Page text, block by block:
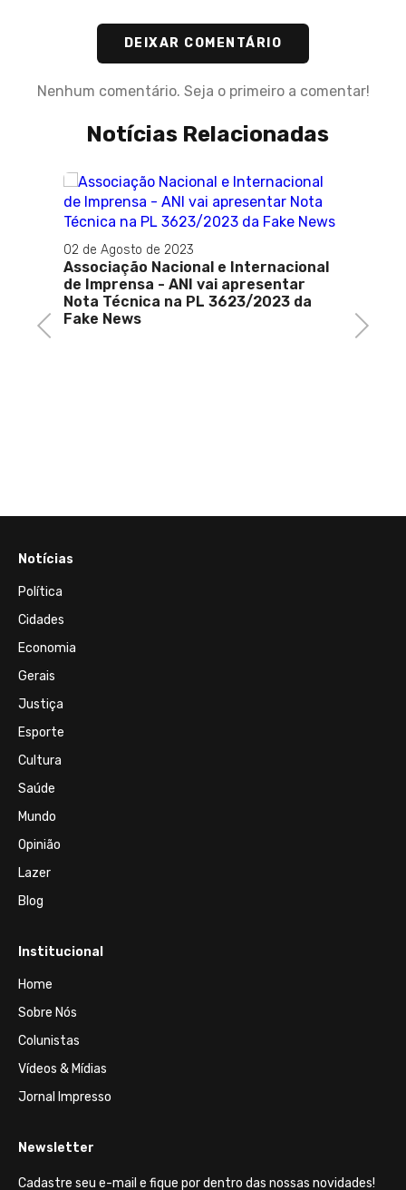
DEIXAR COMENTÁRIO
Nenhum comentário. Seja o primeiro a comentar!
Notícias Relacionadas
Previous
02 de Agosto de 2023
Associação Nacional e Internacional
de Imprensa - ANI vai apresentar
Nota Técnica na PL 3623/2023 da
Fake News
Next
Notícias
Política
Cidades
Economia
Gerais
Justiça
Esporte
Cultura
Saúde
Mundo
Opinião
Lazer
Blog
Institucional
Home
Sobre Nós
Colunistas
Vídeos & Mídias
Jornal Impresso
Newsletter
Cadastre seu e-mail e fique por dentro das nossas novidades!